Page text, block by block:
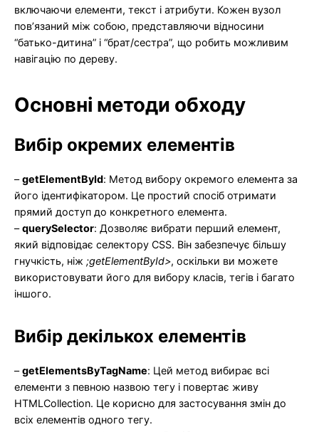
включаючи елементи, текст і атрибути. Кожен вузол
пов’язаний між собою, представляючи відносини
“батько-дитина” і “брат/сестра”, що робить можливим
навігацію по дереву.
Основні методи обходу
Вибір окремих елементів
–getElementById: Метод вибору окремого елемента за
його ідентифікатором. Це простий спосіб отримати
прямий доступ до конкретного елемента.
–querySelector: Дозволяє вибрати перший елемент,
який відповідає селектору CSS. Він забезпечує більшу
гнучкість, ніж ;getElementById>, оскільки ви можете
використовувати його для вибору класів, тегів і багато
іншого.
Вибір декількох елементів
–getElementsByTagName: Цей метод вибирає всі
елементи з певною назвою тегу і повертає живу
HTMLCollection. Це корисно для застосування змін до
всіх елементів одного тегу.